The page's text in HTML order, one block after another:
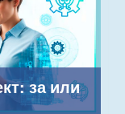
за или